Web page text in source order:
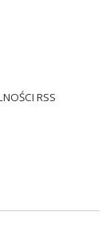
RSS